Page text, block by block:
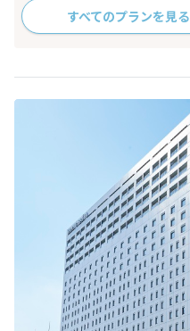
すべてのプランを見る